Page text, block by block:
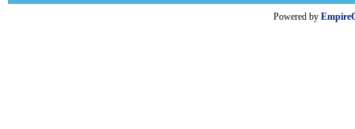
Powered by